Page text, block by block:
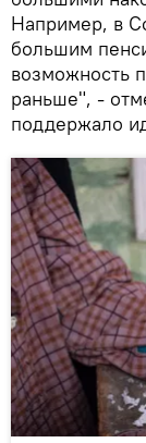
Например, в
большим
возможность
раньше", -
поддержало